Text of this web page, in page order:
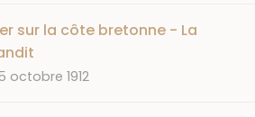
sur la côte bretonne - La
octobre 1912